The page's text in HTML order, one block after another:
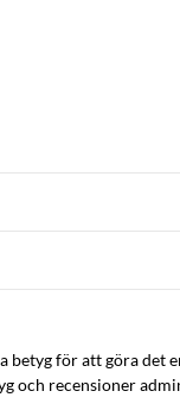
betyg för att göra
och recensioner